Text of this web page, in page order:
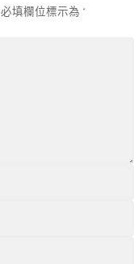
必填欄位標示為 *